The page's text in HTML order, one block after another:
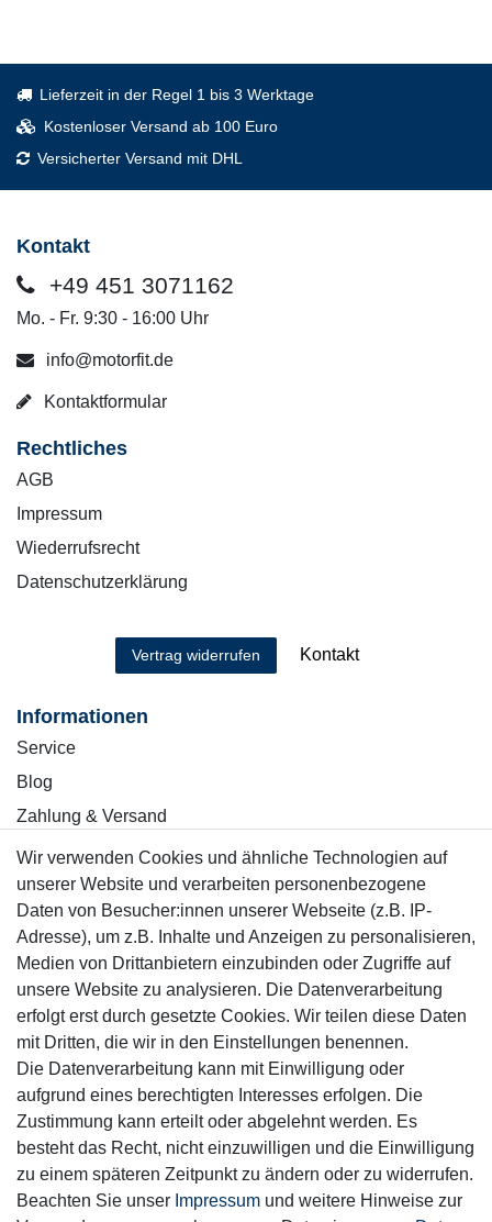
Lieferzeit in der Regel 1 bis 3 Werktage
Kostenloser Versand ab 100 Euro
Versicherter Versand mit DHL
Kontakt
+49 451 3071162
Mo. - Fr. 9:30 - 16:00 Uhr
info@motorfit.de
Kontaktformular
Rechtliches
AGB
Impressum
Wiederrufsrecht
Datenschutzerklärung
Vertrag widerrufen Kontakt
Informationen
Service
Blog
Zahlung & Versand
Sicher einkaufen
Mitglied
Motor-Fit
© Copyright 2026 | Alle Rechte vorbehalten.
Wir verwenden Cookies und ähnliche Technologien auf
unserer Website und verarbeiten personenbezogene
Daten von Besucher:innen unserer Webseite (z.B. IP-
Adresse), um z.B. Inhalte und Anzeigen zu personalisieren,
Medien von Drittanbietern einzubinden oder Zugriffe auf
unsere Website zu analysieren. Die Datenverarbeitung
erfolgt erst durch gesetzte Cookies. Wir teilen diese Daten
mit Dritten, die wir in den Einstellungen benennen.
Die Datenverarbeitung kann mit Einwilligung oder
aufgrund eines berechtigten Interesses erfolgen. Die
Zustimmung kann erteilt oder abgelehnt werden. Es
besteht das Recht, nicht einzuwilligen und die Einwilligung
zu einem späteren Zeitpunkt zu ändern oder zu widerrufen.
Beachten Sie unser Impressum und weitere Hinweise zur